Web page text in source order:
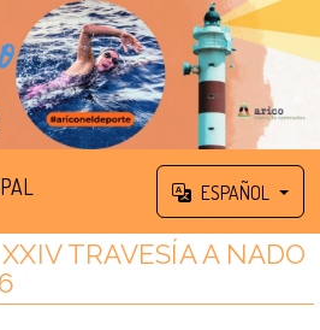
ESPAÑOL
TRAVESÍA A NADO